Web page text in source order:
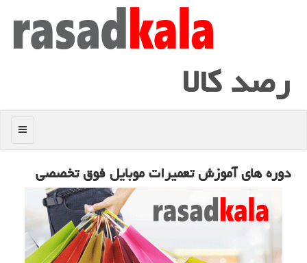
رصد كالا
منو
دوره های آموزش تعمیرات موبایل فوق تخصصی